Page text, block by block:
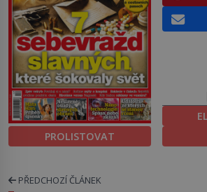
PROLISTOVAT
PŘEDCHOZÍ ČLÁNEK